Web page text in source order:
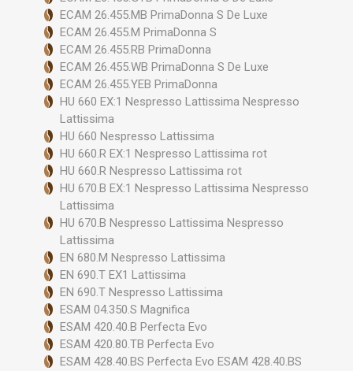
ECAM 26.455.MB PrimaDonna S De Luxe
ECAM 26.455.M PrimaDonna S
ECAM 26.455.RB PrimaDonna
ECAM 26.455.WB PrimaDonna S De Luxe
ECAM 26.455.YEB PrimaDonna
HU 660 EX:1 Nespresso Lattissima Nespresso
Lattissima
HU 660 Nespresso Lattissima
HU 660.R EX:1 Nespresso Lattissima rot
HU 660.R Nespresso Lattissima rot
HU 670.B EX:1 Nespresso Lattissima Nespresso
Lattissima
HU 670.B Nespresso Lattissima Nespresso
Lattissima
EN 680.M Nespresso Lattissima
EN 690.T EX1 Lattissima
EN 690.T Nespresso Lattissima
ESAM 04.350.S Magnifica
ESAM 420.40.B Perfecta Evo
ESAM 420.80.TB Perfecta Evo
ESAM 428.40.BS Perfecta Evo ESAM 428.40.BS